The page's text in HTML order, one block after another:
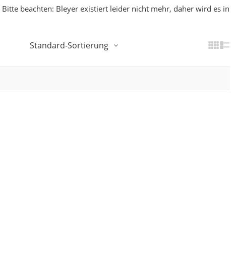
Bitte beachten: Bleyer existiert leider nicht mehr, daher wird es in
Standard-Sortierung